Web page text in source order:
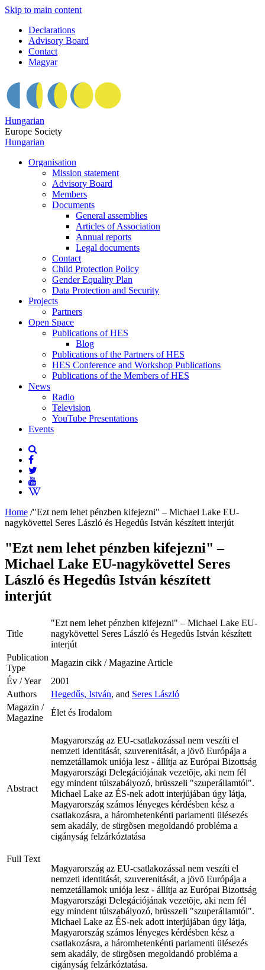
Skip to main content
Declarations
Advisory Board
Contact
Magyar
Hungarian
Europe Society
Hungarian
Organisation
Mission statement
Advisory Board
Members
Documents
General assemblies
Articles of Association
Annual reports
Legal documents
Contact
Child Protection Policy
Gender Equality Plan
Data Protection and Security
Projects
Partners
Open Space
Publications of HES
Blog
Publications of the Partners of HES
HES Conference and Workshop Publications
Publications of the Members of HES
News
Radio
Television
YouTube Presentations
Events
Home /"Ezt nem lehet pénzben kifejezni" – Michael Lake EU-
nagykövettel Seres László és Hegedûs István készített interjút
"Ezt nem lehet pénzben kifejezni" –
Michael Lake EU-nagykövettel Seres
László és Hegedûs István készített
interjút
Title
"Ezt nem lehet pénzben kifejezni" – Michael Lake EU-
nagykövettel Seres László és Hegedûs István készített
interjút
Publication
Type
Magazin cikk / Magazine Article
Év / Year
2001
Authors
Hegedűs, István, and Seres László
Magazin /
Magazine
Élet és Irodalom
Abstract
Magyarország az EU-csatlakozással nem veszíti el
nemzeti identitását, szuverenitását, a jövõ Európája a
nemzetállamok uniója lesz - állítja az Európai Bizottság
Magyarországi Delegációjának vezetõje, aki nem fél
egy mindent túlszabályozó, brüsszeli "szuperállamtól".
Michael Lake az ÉS-nek adott interjújában úgy látja,
Magyarország számos lényeges kérdésben kész a
csatlakozásra, a háromhetenkénti parlamenti ülésezés
sem akadály, de sürgõsen megoldandó probléma a
cigányság felzárkóztatása
Full Text
Magyarország az EU-csatlakozással nem veszíti el
nemzeti identitását, szuverenitását, a jövõ Európája a
nemzetállamok uniója lesz - állítja az Európai Bizottság
Magyarországi Delegációjának vezetõje, aki nem fél
egy mindent túlszabályozó, brüsszeli "szuperállamtól".
Michael Lake az ÉS-nek adott interjújában úgy látja,
Magyarország számos lényeges kérdésben kész a
csatlakozásra, a háromhetenkénti parlamenti ülésezés
sem akadály, de sürgõsen megoldandó probléma a
cigányság felzárkóztatása.